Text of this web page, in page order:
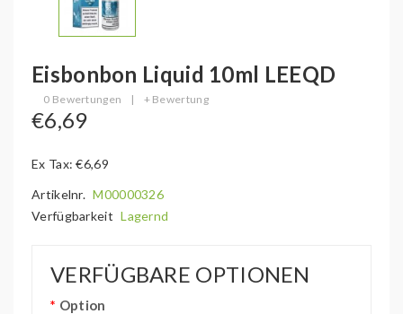
Eisbonbon Liquid 10ml LEEQD
0 Bewertungen | + Bewertung
€6,69
Ex Tax: €6,69
Artikelnr. M00000326
Verfügbarkeit Lagernd
VERFÜGBARE OPTIONEN
Option